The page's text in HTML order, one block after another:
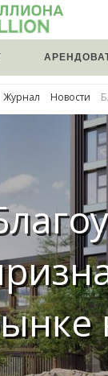
Журнал Новости